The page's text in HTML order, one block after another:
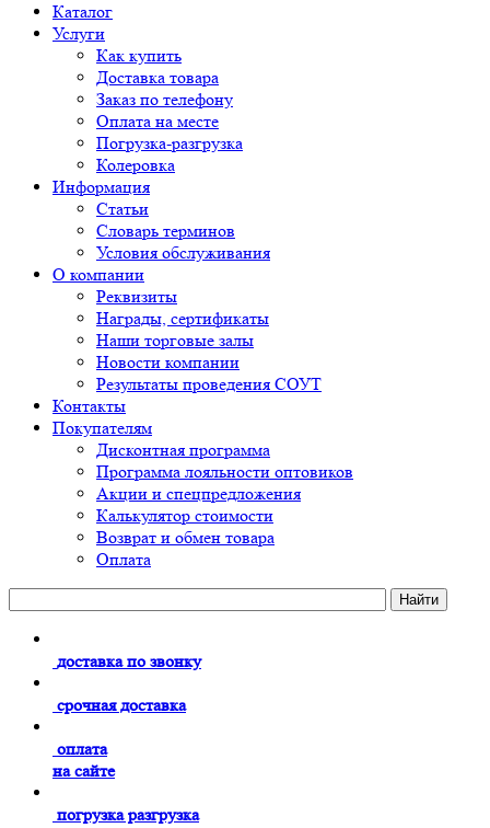
Каталог
Услуги
Как купить
Доставка товара
Заказ по телефону
Оплата на месте
Погрузка-разгрузка
Колеровка
Информация
Статьи
Словарь терминов
Условия обслуживания
О компании
Реквизиты
Награды, сертификаты
Наши торговые залы
Новости компании
Результаты проведения СОУТ
Контакты
Покупателям
Дисконтная программа
Программа лояльности оптовиков
Акции и спецпредложения
Калькулятор стоимости
Возврат и обмен товара
Оплата
доставка по звонку
срочная доставка
оплата
на сайте
погрузка разгрузка